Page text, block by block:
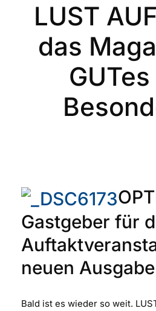
LUST
das
Gastgeber für
neuen Ausgabe
Bald ist es wieder so weit.